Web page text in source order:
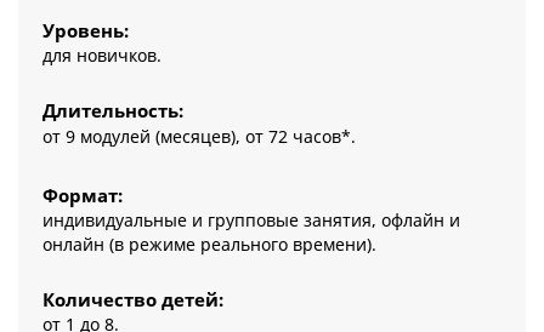
Уровень:
для новичков.
Длительность:
от 9 модулей (месяцев), от 72 часов*.
Формат:
индивидуальные и групповые занятия, офлайн и
онлайн (в режиме реального времени).
Количество детей:
от 1 до 8.